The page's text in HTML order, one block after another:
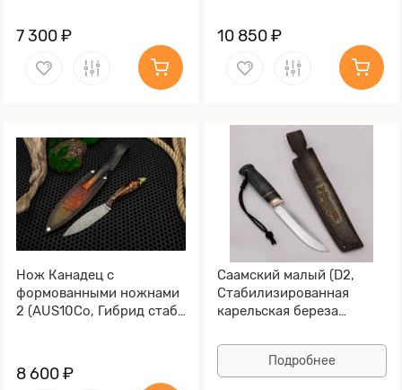
7 300 ₽ 10 850 ₽
Нож Канадец с
формованными ножнами
2 (AUS10Co, Гибрид стаб.
8 600 ₽
Саамский малый (D2,
Стабилизированная
карельская береза
Подробнее